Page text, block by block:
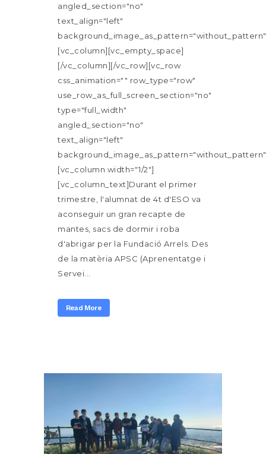
angled_section="no"
text_align="left"
[vc_column][vc_empty_space]
[/vc_column][/vc_row][vc_row
css_animation="" row_type="row"
use_row_as_full_screen_section="no"
type="full_width"
angled_section="no"
text_align="left"
[vc_column width="1/2"]
[vc_column_text]Durant el primer
trimestre, l'alumnat de 4t d'ESO va
aconseguir un gran recapte de
mantes, sacs de dormir i roba
d'abrigar per la Fundació Arrels. Des
de la matèria APSC (Aprenentatge i
Servei...
Read More